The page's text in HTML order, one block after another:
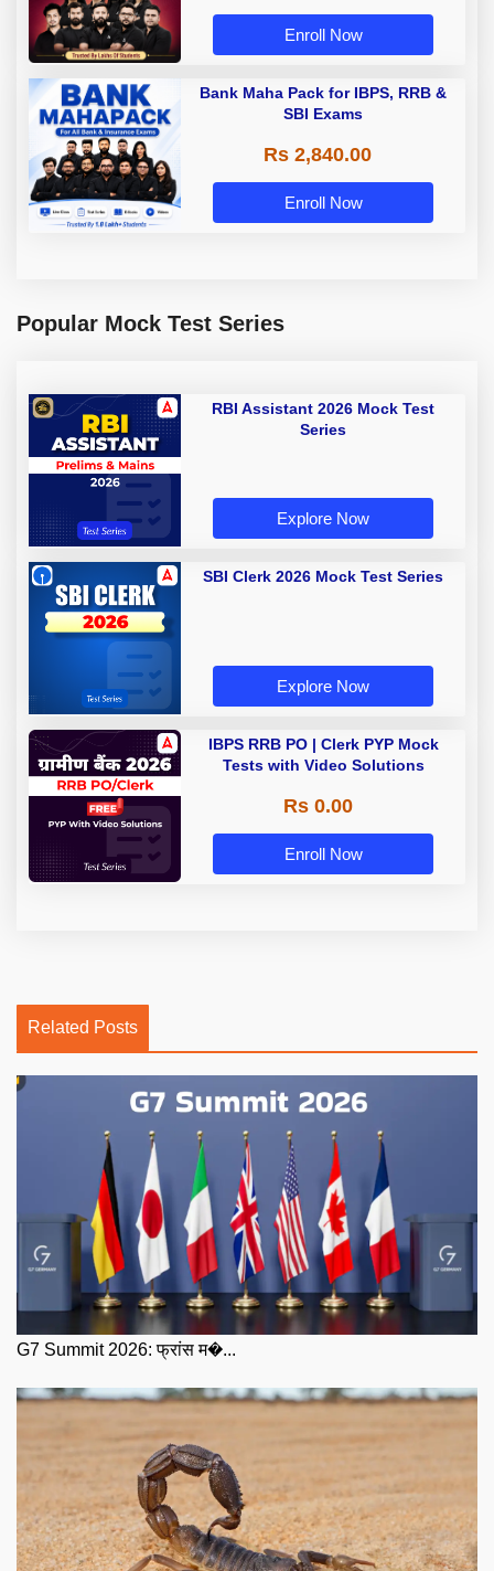
Enroll Now
Bank Maha Pack for IBPS, RRB &
SBI Exams
Rs 2,840.00
Enroll Now
Popular Mock Test Series
RBI Assistant 2026 Mock Test
Series
Explore Now
SBI Clerk 2026 Mock Test Series
Explore Now
IBPS RRB PO | Clerk PYP Mock
Tests with Video Solutions
Rs 0.00
Enroll Now
Related Posts
G7 Summit 2026: फ्रांस म�...